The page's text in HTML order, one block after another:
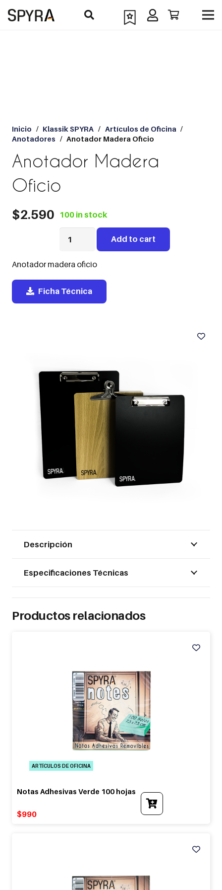
Inicio / Klassik SPYRA / Artículos de Oficina /
Anotadores / Anotador Madera Oficio
Anotador Madera
Oficio
$2.590
100 in stock
Anotador
Madera
quantity
Add to cart
Anotador madera oficio
Ficha Técnica
Descripción
Especificaciones Técnicas
Productos relacionados
ARTÍCULOS DE OFICINA
Notas Adhesivas Verde 100 hojas
$990